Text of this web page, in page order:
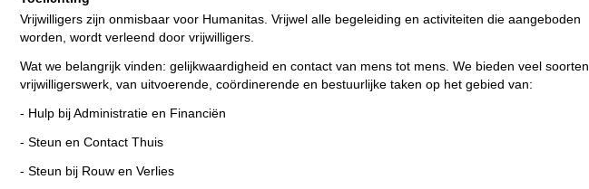
Vrijwilligers zijn onmisbaar voor Humanitas. Vrijwel alle begeleiding en activiteiten die aangeboden
worden, wordt verleend door vrijwilligers.
Wat we belangrijk vinden: gelijkwaardigheid en contact van mens tot mens. We bieden veel soorten
vrijwilligerswerk, van uitvoerende, coördinerende en bestuurlijke taken op het gebied van:
- Hulp bij Administratie en Financiën
- Steun en Contact Thuis
- Steun bij Rouw en Verlies